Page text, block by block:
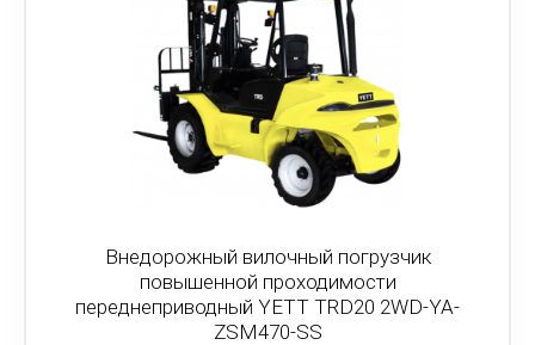
Внедорожный вилочный погрузчик
повышенной проходимости
переднеприводный YETT TRD20 2WD-YA-
ZSM470-SS